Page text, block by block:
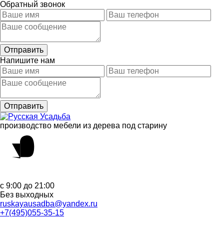
Обратный звонок
Напишите нам
производство мебели из дерева под старину
с 9:00 до 21:00
Без выходных
ruskayausadba@yandex.ru
+7(495)055-35-15